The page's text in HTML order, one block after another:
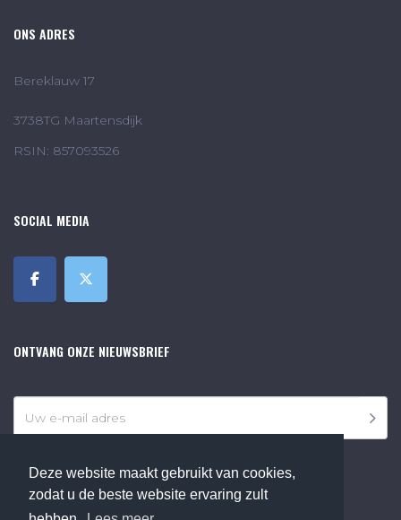
Deze website maakt gebruikt van cookies,
zodat u de beste website ervaring zult
ONS ADRES
Bereklauw 17
3738TG Maartensdijk
RSIN: 857093526
SOCIAL MEDIA
ONTVANG ONZE NIEUWSBRIEF
©2018 Online Museum de Bilt. Alle rechten voorbehouden.